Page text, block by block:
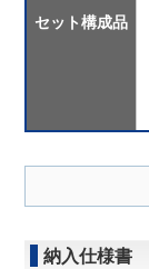
セット構成品
納入仕様書